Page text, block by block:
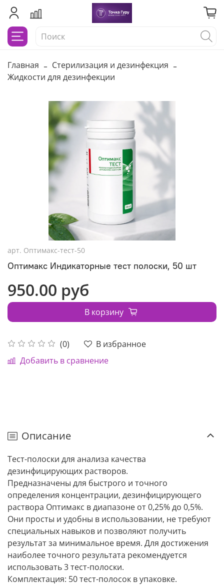
Главная
Стерилизация и дезинфекция
Жидкости для дезинфекции
арт. Оптимакс-тест-50
Оптимакс Индикаторные тест полоски, 50 шт
(0)
В избранное
Добавить в сравнение
950.00 руб
В корзину
Описание
Тест-полоски для анализа качества
дезинфицирующих растворов.
Предназначены для быстрого и точного
определения концентрации, дезинфицирующего
раствора Оптимакс в диапазоне от 0,25% до 0,5%.
Они просты и удобны в использовании, не требуют
специальных навыков и позволяют получить
результат за минимальное время. Для достижения
наиболее точного результата рекомендуется
использовать 3 тест-полоски.
Комплектация: 50 тест-полосок в упаковке.